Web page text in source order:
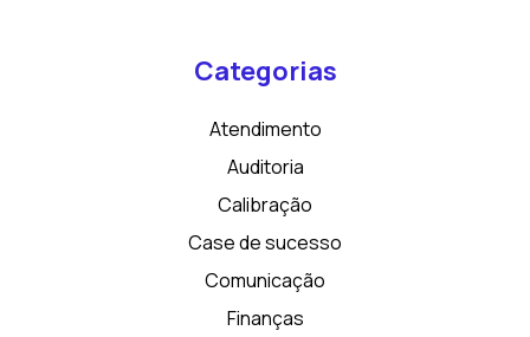
Categorias
Atendimento
Auditoria
Calibração
Case de sucesso
Comunicação
Finanças